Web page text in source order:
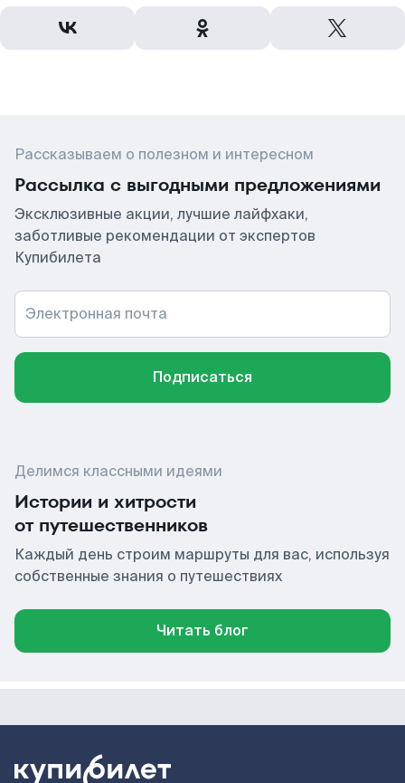
Рассказываем о полезном и интересном
Рассылка с выгодными предложениями
Эксклюзивные акции, лучшие лайфхаки,
заботливые рекомендации от экспертов
Купибилета
Электронная почта
Подписаться
Делимся классными идеями
Истории и хитрости
от путешественников
Каждый день строим маршруты для вас, используя
собственные знания о путешествиях
Читать блог